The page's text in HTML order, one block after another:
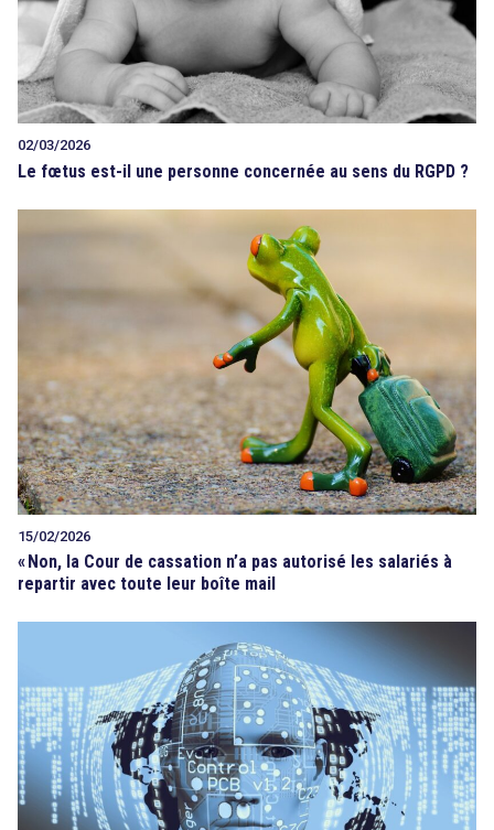
02/03/2026
Le fœtus est-il une personne concernée au sens du RGPD ?
15/02/2026
« Non, la Cour de cassation n’a pas autorisé les salariés à
repartir avec toute leur boîte mail